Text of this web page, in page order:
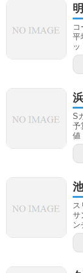
平
S
予
値
ス
サ